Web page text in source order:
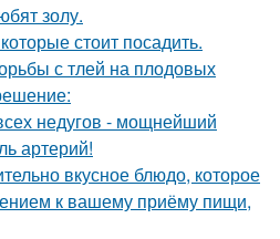
золу.
стоит посадить.
с тлей на плодовых
недугов - мощнейший
артерий!
вкусное блюдо, которое
к вашему приёму пищи,